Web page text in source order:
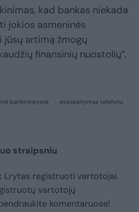
kad bankas niekada
jokios asmeninės
jūsų artimą žmogų
finansinių nuostolių“,
bankininkystė atsiskaitymas telefonu
straipsniu
Lrytas registruoti vartotojai.
vartotojų
komentaruose!